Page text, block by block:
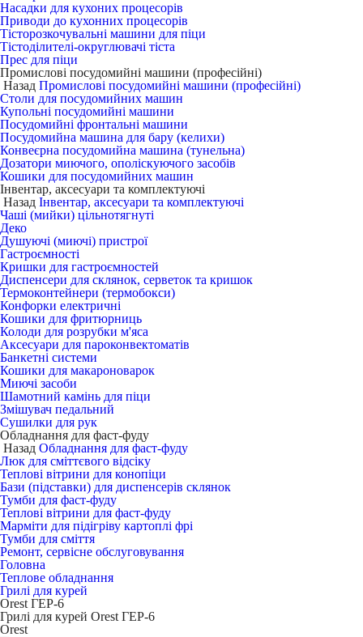
Насадки для кухоних процесорів
Приводи до кухонних процесорів
Тісторозкочувальні машини для піци
Тістоділителі-округлювачі тіста
Прес для піци
Промислові посудомийні машини (професійні)
Назад Промислові посудомийні машини (професійні)
Столи для посудомийних машин
Купольні посудомийні машини
Посудомийні фронтальні машини
Посудомийна машина для бару (келихи)
Конвеєрна посудомийна машина (тунельна)
Дозатори миючого, ополіскуючого засобів
Кошики для посудомийних машин
Інвентар, аксесуари та комплектуючі
Назад Інвентар, аксесуари та комплектуючі
Чаші (мийки) цільнотягнуті
Деко
Душуючі (миючі) пристрої
Гастроємності
Кришки для гастроємностей
Диспенсери для склянок, серветок та кришок
Термоконтейнери (термобокси)
Конфорки електричні
Кошики для фритюрниць
Колоди для розрубки м'яса
Аксесуари для пароконвектоматів
Банкетні системи
Кошики для макароноварок
Миючі засоби
Шамотний камінь для піци
Змішувач педальний
Сушилки для рук
Обладнання для фаст-фуду
Назад Обладнання для фаст-фуду
Люк для сміттєвого відсіку
Теплові вітрини для конопіци
Бази (підставки) для диспенсерів склянок
Тумби для фаст-фуду
Теплові вітрини для фаст-фуду
Марміти для підігріву картоплі фрі
Тумби для сміття
Ремонт, сервісне обслуговування
Головна
Теплове обладнання
Грилі для курей
Orest ГЕР-6
Грилі для курей Orest ГЕР-6
Orest